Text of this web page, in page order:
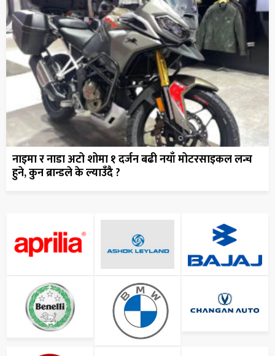
नाइमा र नाडा अटो शोमा १ दर्जन बढी नयाँ मोटरसाइकल लन्च
हुने, कुन ब्रान्डले के ल्याउँदै ?